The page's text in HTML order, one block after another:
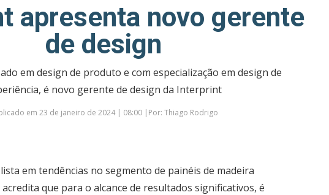
apresenta novo gerente
de design
em design de produto e com especialização em design de
é novo gerente de design da Interprint
em 23 de janeiro de 2024 | 08:00 |Por: Thiago Rodrigo
em tendências no segmento de painéis de madeira
que para o alcance de resultados significativos, é